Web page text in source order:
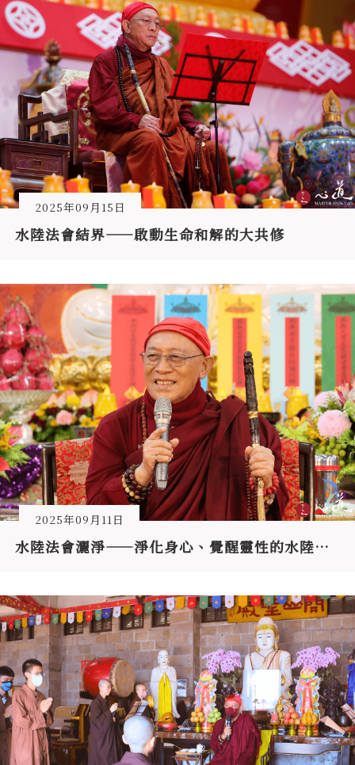
2025年09月15日
水陸法會結界——啟動生命和解的大共修
2025年09月11日
水陸法會灑淨——淨化身心、覺醒靈性的水陸壇場